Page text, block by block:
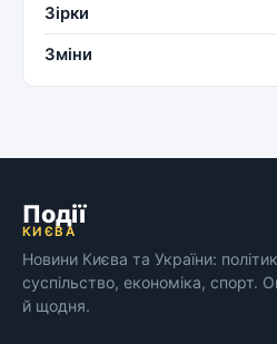
Зірки
Зміни
Події
КИЄВА
Новини Києва та України:
суспільство, економіка, спорт.
й щодня.